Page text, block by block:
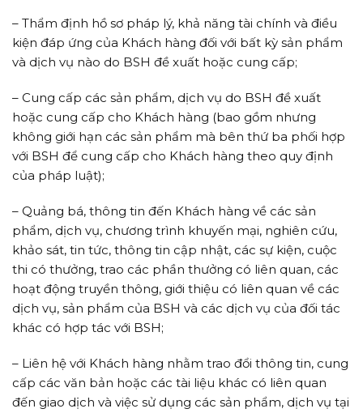
– Thẩm định hồ sơ pháp lý, khả năng tài chính và điều
kiện đáp ứng của Khách hàng đối với bất kỳ sản phẩm
và dịch vụ nào do BSH đề xuất hoặc cung cấp;
– Cung cấp các sản phẩm, dịch vụ do BSH đề xuất
hoặc cung cấp cho Khách hàng (bao gồm nhưng
không giới hạn các sản phẩm mà bên thứ ba phối hợp
với BSH để cung cấp cho Khách hàng theo quy định
của pháp luật);
– Quảng bá, thông tin đến Khách hàng về các sản
phẩm, dịch vụ, chương trình khuyến mại, nghiên cứu,
khảo sát, tin tức, thông tin cập nhật, các sự kiện, cuộc
thi có thưởng, trao các phần thưởng có liên quan, các
hoạt động truyền thông, giới thiệu có liên quan về các
dịch vụ, sản phẩm của BSH và các dịch vụ của đối tác
khác có hợp tác với BSH;
– Liên hệ với Khách hàng nhằm trao đổi thông tin, cung
cấp các văn bản hoặc các tài liệu khác có liên quan
đến giao dịch và việc sử dụng các sản phẩm, dịch vụ tại